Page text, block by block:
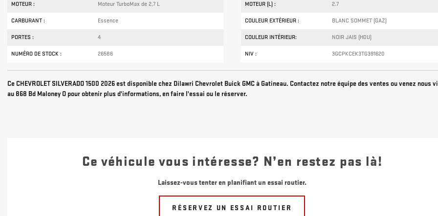
MOTEUR : Moteur TurboMax de 2,7 L MOTEUR (L) : 2.7
CARBURANT : Essence COULEUR EXTÉRIEUR : BLANC SOMMET (GAZ)
PORTES : 4 COULEUR INTÉRIEUR: NOIR JAIS (H0U)
NUMÉRO DE STOCK : 26586 NIV : 3GCPKCEK3TG391620
Ce CHEVROLET SILVERADO 1500 2026 est disponible chez Dilawri Chevrolet Buick GMC à Gatineau. Contactez notre équipe des ventes ou venez nous
au 868 Bd Maloney O pour obtenir plus d'informations, en faire l'essai ou le réserver.
Ce véhicule vous intéresse? N’en restez pas là!
Laissez-vous tenter en planifiant un essai routier.
RÉSERVEZ UN ESSAI ROUTIER